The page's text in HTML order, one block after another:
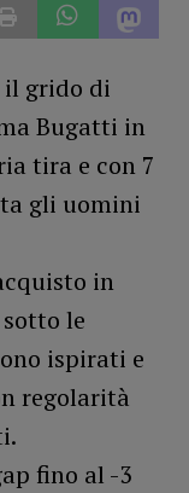
il grido di
Bugatti in
tira e con 7
gli uomini
in
le
ispirati e
regolarità
fino al -3